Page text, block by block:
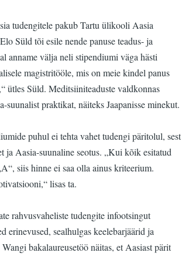
tudengitele pakub Tartu ülikooli Aasia
Süld tõi esile nende panuse teadus- ja
anname välja neli stipendiumi väga hästi
magistritööle, mis on meie kindel panus
ütles Süld. Meditsiiniteaduste valdkonnas
suunalist praktikat, näiteks Jaapanisse minekut.
puhul ei tehta vahet tudengi päritolul, sest
ja Aasia-suunaline seotus. „Kui kõik esitatud
siis hinne ei saa olla ainus kriteerium.
lisas ta.
rahvusvaheliste tudengite infootsingut
erinevused, sealhulgas keelebarjäärid ja
bakalaureusetöö näitas, et Aasiast pärit